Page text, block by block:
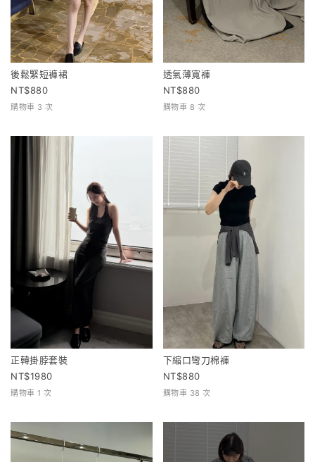
後鬆緊短褲裙
880
購物車 3 次
透氣薄寬褲
880
購物車 8 次
正韓掛脖套裝
1980
購物車 1 次
下縮口彎刀棉褲
880
購物車 38 次